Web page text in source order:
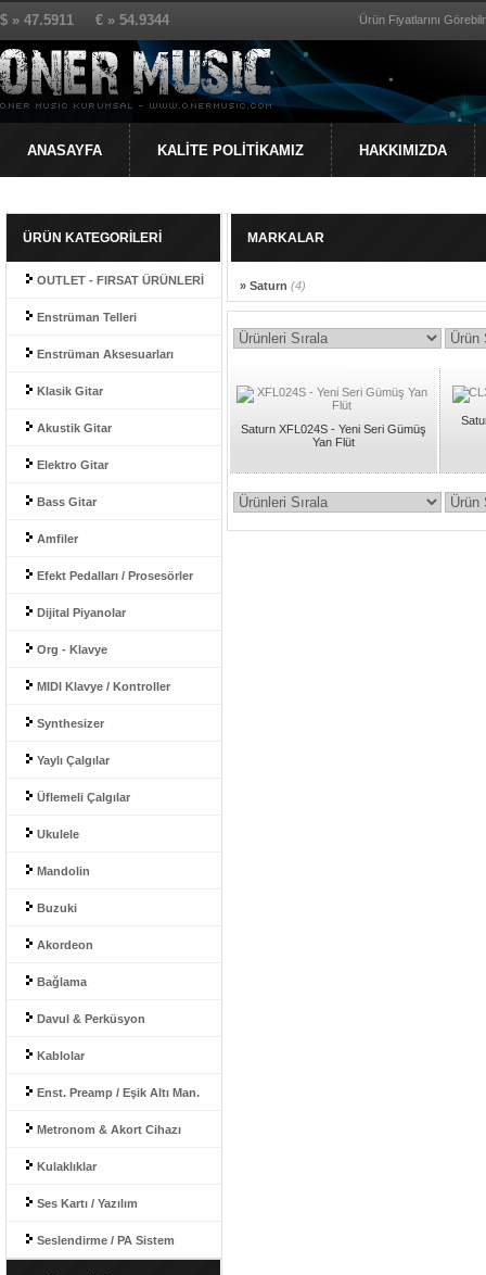
$ » 47.5911 € » 54.9344 Ürün Fiyatlarını
ANASAYFA KALİTE POLİTİKAMIZ HAKKIMIZDA
ÜRÜN KATEGORİLERİ
OUTLET - FIRSAT ÜRÜNLERİ
Enstrüman Telleri
Enstrüman Aksesuarları
Klasik Gitar
Akustik Gitar
Elektro Gitar
Bass Gitar
Amfiler
Efekt Pedalları / Prosesörler
Dijital Piyanolar
Org - Klavye
MIDI Klavye / Kontroller
Synthesizer
Yaylı Çalgılar
Üflemeli Çalgılar
Ukulele
Mandolin
Buzuki
Akordeon
Bağlama
Davul & Perküsyon
Kablolar
Enst. Preamp / Eşik Altı Man.
Metronom & Akort Cihazı
Kulaklıklar
Ses Kartı / Yazılım
Seslendirme / PA Sistem
MARKALAR
» Saturn (4)
Saturn XFL024S - Yeni Seri Gümüş
Yan Flüt